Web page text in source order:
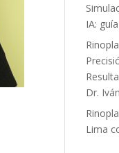
IA:
Dr.
Lima